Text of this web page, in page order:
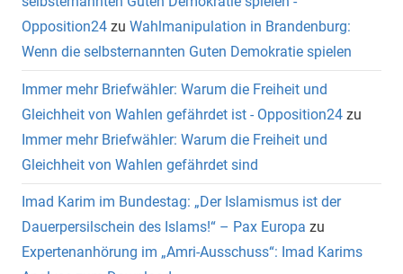
Opposition24 zu Wahlmanipulation in Brandenburg:
Wenn die selbsternannten Guten Demokratie spielen
Immer mehr Briefwähler: Warum die Freiheit und
Gleichheit von Wahlen gefährdet ist - Opposition24 zu
Immer mehr Briefwähler: Warum die Freiheit und
Gleichheit von Wahlen gefährdet sind
Imad Karim im Bundestag: „Der Islamismus ist der
Dauerpersilschein des Islams!“ – Pax Europa zu
Expertenanhörung im „Amri-Ausschuss“: Imad Karims